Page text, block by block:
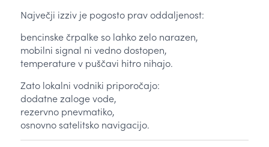
Največji izziv je pogosto prav oddaljenost:
bencinske črpalke so lahko zelo narazen,
mobilni signal ni vedno dostopen,
temperature v puščavi hitro nihajo.
Zato lokalni vodniki priporočajo:
dodatne zaloge vode,
rezervno pnevmatiko,
osnovno satelitsko navigacijo.